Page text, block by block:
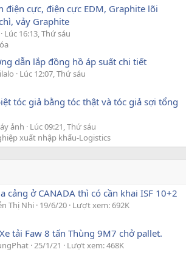
điện cực, điện cực EDM, Graphite lõi
vảy Graphite
Lúc 16:13, Thứ sáu
dẫn lắp đồng hồ áp suất chi tiết
Lúc 12:07, Thứ sáu
tóc giả bằng tóc thật và tóc giả sợi tổng
ảnh
Lúc 09:21, Thứ sáu
xuất nhập khẩu-Logistics
cảng ở CANADA thì có cần khai ISF 10+2
Thị Nhi 19/6/20 Lượt xem: 692K
tải Faw 8 tấn Thùng 9M7 chở pallet.
25/1/21
Lượt xem: 468K